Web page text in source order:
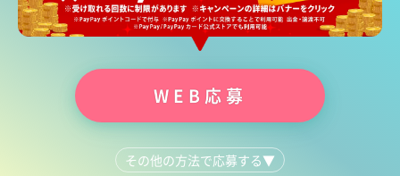
WEB応募
その他の方法で応募する▼